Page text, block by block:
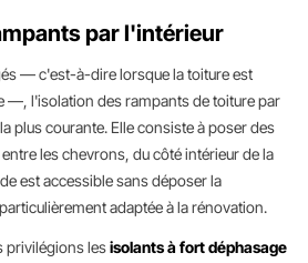
par l'intérieur
— c'est-à-dire lorsque la toiture est
—, l'isolation des rampants de toiture par
plus courante. Elle consiste à poser des
les chevrons, du côté intérieur de la
est accessible sans déposer la
adaptée à la rénovation.
privilégions lesisolants à fort déphasage